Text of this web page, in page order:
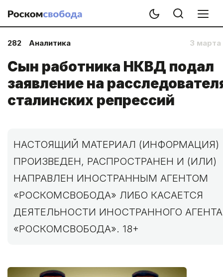
282 Аналитика 3 марта
Сын работника НКВД подал
заявление на
сталинских репрессий
НАСТОЯЩИЙ МАТЕРИАЛ (ИНФОРМАЦИЯ)
ПРОИЗВЕДЕН, РАСПРОСТРАНЕН И (ИЛИ)
НАПРАВЛЕН ИНОСТРАННЫМ АГЕНТОМ
«РОСКОМСВОБОДА» ЛИБО КАСАЕТСЯ
ДЕЯТЕЛЬНОСТИ ИНОСТРАННОГО АГЕНТА
«РОСКОМСВОБОДА». 18+